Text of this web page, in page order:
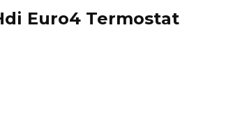
Euro4 Termostat